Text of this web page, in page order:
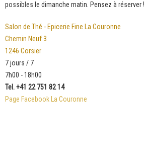
possibles le dimanche matin. Pensez à réserver !
Salon de Thé - Epicerie Fine La Couronne
Chemin Neuf 3
1246 Corsier
7 jours / 7
7h00 - 18h00
Tel. +41 22 751 82 14
Page Facebook La Couronne